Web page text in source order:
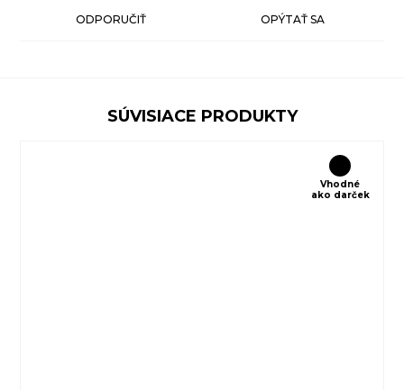
ODPORUČIŤ OPÝTAŤ SA
SÚVISIACE PRODUKTY
Vhodné
ako darček